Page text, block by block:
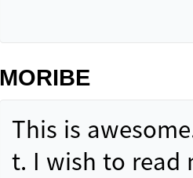
MORIBE
This is
t. I wish to read